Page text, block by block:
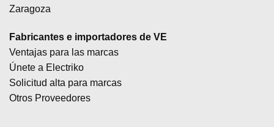
Zaragoza
Fabricantes e importadores de VE
Ventajas para las marcas
Únete a Electriko
Solicitud alta para marcas
Otros Proveedores